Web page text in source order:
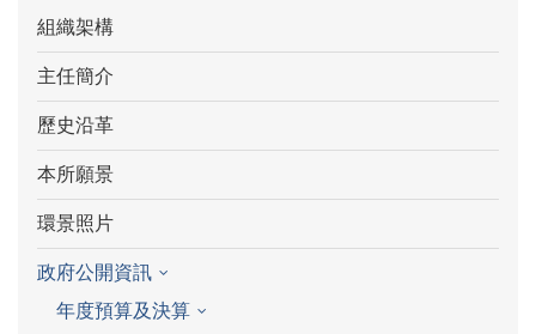
組織架構
主任簡介
歷史沿革
本所願景
環景照片
政府公開資訊
年度預算及決算